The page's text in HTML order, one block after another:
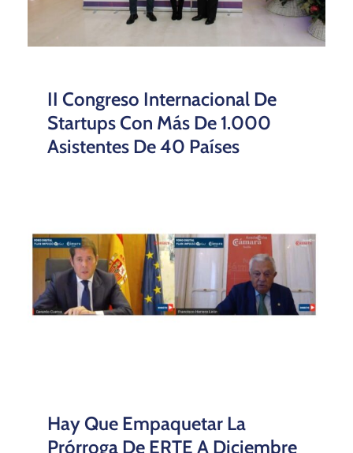
II Congreso Internacional De
Startups Con Más De 1.000
Asistentes De 40 Países
Hay Que Empaquetar La
Prórroga De ERTE A Diciembre